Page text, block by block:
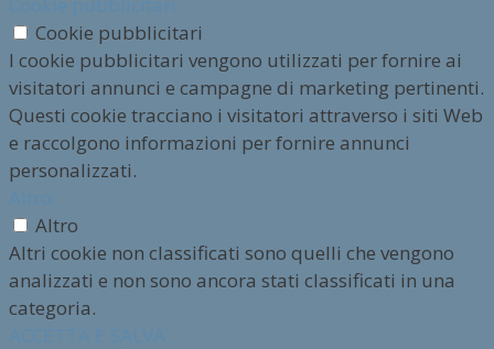
Cookie pubblicitari
I cookie pubblicitari vengono utilizzati per fornire ai
visitatori annunci e campagne di marketing pertinenti.
Questi cookie tracciano i visitatori attraverso i siti Web
e raccolgono informazioni per fornire annunci
personalizzati.
Altro
Altri cookie non classificati sono quelli che vengono
analizzati e non sono ancora stati classificati in una
categoria.